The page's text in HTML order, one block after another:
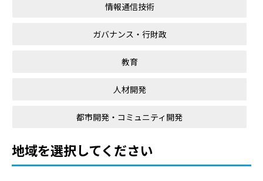
情報通信技術
ガバナンス・行財政
教育
人材開発
都市開発・コミュニティ開発
地域を選択してください